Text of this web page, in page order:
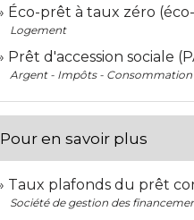
Éco-prêt à taux zéro
Logement
Prêt d'accession sociale
Argent - Impôts - Consommation
Pour en savoir plus
Taux plafonds du prêt
Société de gestion des